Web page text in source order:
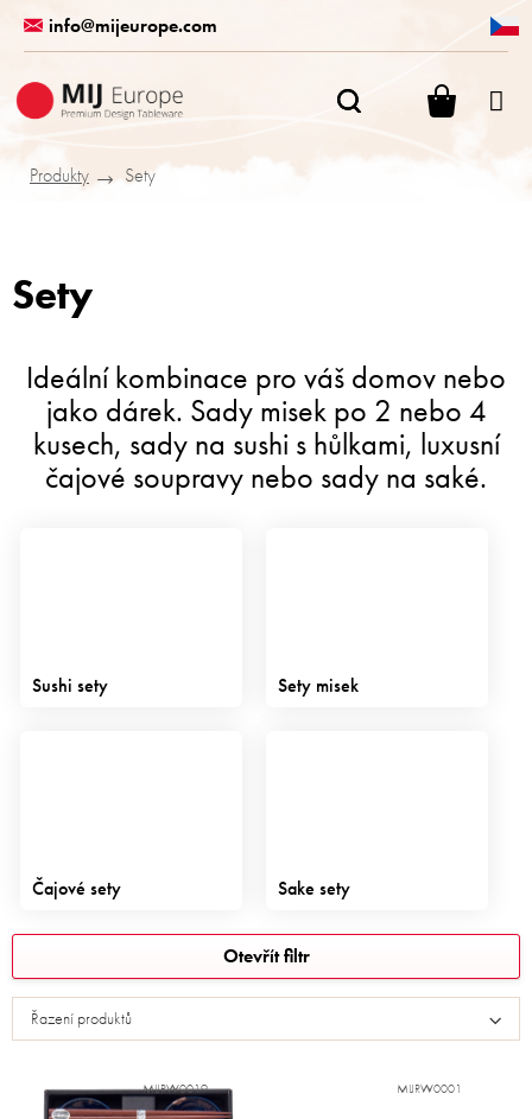
obsah
info@mijeurope.com
Produkty
Sety
Sety
Ideální kombinace pro váš domov nebo
jako dárek. Sady misek po 2 nebo 4
kusech, sady na sushi s hůlkami, luxusní
čajové soupravy nebo sady na saké.
Sushi sety Sety misek
Čajové sety Sake sety
Řazení produktů
Otevřít filtr
V
ý
p
s
MIJRW0019 MIJRW0001